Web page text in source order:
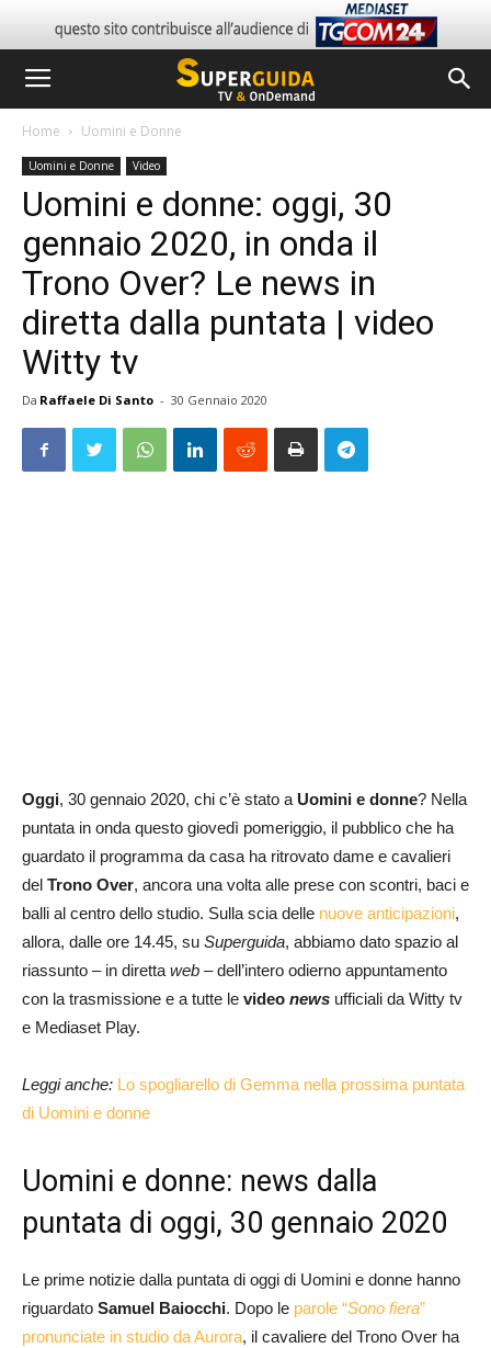
Home Uomini e Donne
Uomini e Donne Video
Uomini e donne: oggi, 30
gennaio 2020, in onda il
Trono Over? Le news in
diretta dalla puntata | video
Witty tv
Da Raffaele Di Santo - 30 Gennaio 2020
Oggi, 30 gennaio 2020, chi c’è stato a Uomini e donne? Nella
puntata in onda questo giovedì pomeriggio, il pubblico che ha
guardato il programma da casa ha ritrovato dame e cavalieri
del Trono Over, ancora una volta alle prese con scontri, baci e
balli al centro dello studio. Sulla scia delle nuove anticipazioni,
allora, dalle ore 14.45, su Superguida, abbiamo dato spazio al
riassunto – in direttaweb – dell’intero odierno appuntamento
con la trasmissione e a tutte le video news ufficiali da Witty tv
e Mediaset Play.
Leggi anche: Lo spogliarello di Gemma nella prossima puntata
di Uomini e donne
Uomini e donne: news dalla
puntata di oggi, 30 gennaio 2020
Le prime notizie dalla puntata di oggi di Uomini e donne hanno
riguardato Samuel Baiocchi. Dopo le parole “Sono fiera”
pronunciate in studio da Aurora, il cavaliere del Trono Over ha